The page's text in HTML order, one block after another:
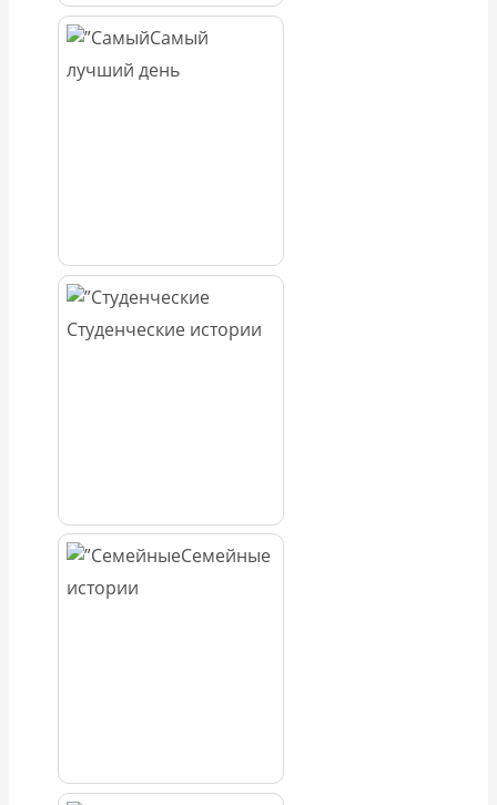
Самый
лучший день
Студенческие истории
Семейные
истории